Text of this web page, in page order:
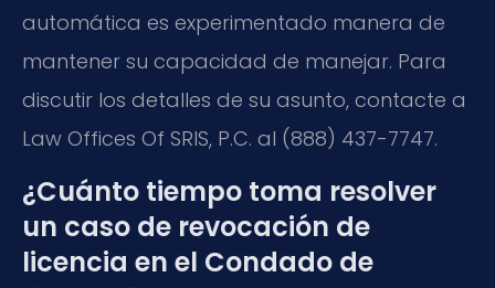
automática es experimentado manera de
mantener su capacidad de manejar. Para
discutir los detalles de su asunto, contacte a
Law Offices Of SRIS, P.C. al (888) 437-7747.
¿Cuánto tiempo toma resolver
un caso de revocación de
licencia en el Condado de